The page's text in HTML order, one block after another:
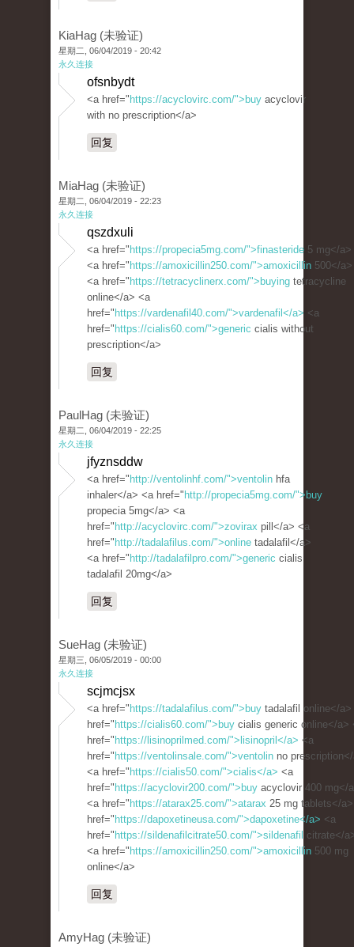
KiaHag (未验证)
星期二, 06/04/2019 - 20:42
永久连接
ofsnbydt
<a href=" https://acyclovirc.com/">buy acyclovir
with no prescription</a>
回复
MiaHag (未验证)
星期二, 06/04/2019 - 22:23
永久连接
qszdxuli
<a href=" https://propecia5mg.com/">finasteride 5 mg</a>
<a href=" https://amoxicillin250.com/">amoxicillin 500</a>
<a href=" https://tetracyclinerx.com/">buying tetracycline
online</a> <a
href=" https://vardenafil40.com/">vardenafil</a> <a
href=" https://cialis60.com/">generic cialis without
prescription</a>
回复
PaulHag (未验证)
星期二, 06/04/2019 - 22:25
永久连接
jfyznsddw
<a href=" http://ventolinhf.com/">ventolin hfa
inhaler</a> <a href=" http://propecia5mg.com/">buy
propecia 5mg</a> <a
href=" http://acyclovirc.com/">zovirax pill</a> <a
href=" http://tadalafilus.com/">online tadalafil</a>
<a href=" http://tadalafilpro.com/">generic cialis
tadalafil 20mg</a>
回复
SueHag (未验证)
星期三, 06/05/2019 - 00:00
永久连接
scjmcjsx
<a href=" https://tadalafilus.com/">buy tadalafil online</a>
href=" https://cialis60.com/">buy cialis generic online</a>
href=" https://lisinoprilmed.com/">lisinopril</a> <a
href=" https://ventolinsale.com/">ventolin no
<a href=" https://cialis50.com/">cialis</a> <a
href=" https://acyclovir200.com/">buy acyclovir 400 mg</
<a href=" https://atarax25.com/">atarax 25 mg tablets</
href=" https://dapoxetineusa.com/">dapoxetine</a> <a
href=" https://sildenafilcitrate50.com/">sildenafil citrate</
<a href=" https://amoxicillin250.com/">amoxicillin 500 mg
online</a>
回复
AmyHag (未验证)